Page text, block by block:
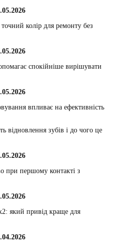
колір для ремонту без
спокійніше вирішувати
впливає на ефективність
відновлення зубів і до чого це
при першому контакті з
який привід краще для